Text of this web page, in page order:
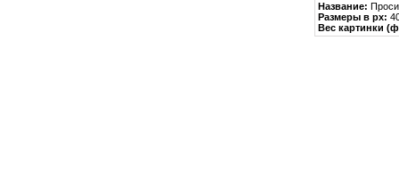
Название:
Размеры в px:
Вес картинки